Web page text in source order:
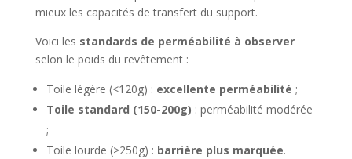
mieux les capacités de transfert du support.
Voici les standards de perméabilité à observer
selon le poids du revêtement :
Toile légère (<120g) : excellente perméabilité ;
Toile standard (150-200g) : perméabilité modérée
;
Toile lourde (>250g) : barrière plus marquée.